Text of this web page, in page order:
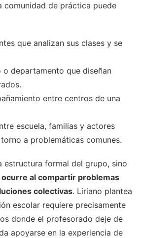
comunidad de práctica puede
que analizan sus clases y se
o departamento que diseñan
entre centros de una
escuela, familias y actores
a problemáticas comunes.
estructura formal del grupo, sino
al compartir problemas
colectivas. Liriano plantea
escolar requiere precisamente
donde el profesorado deje de
apoyarse en la experiencia de